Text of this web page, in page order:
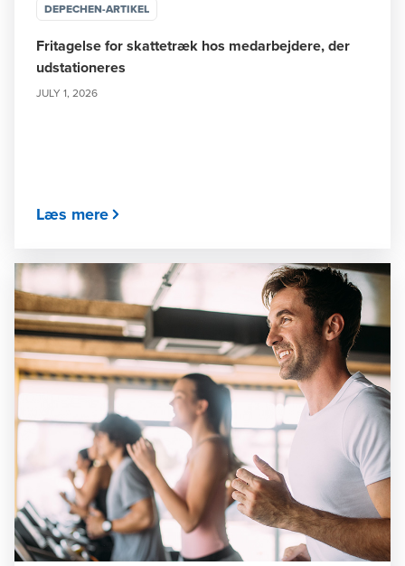
DEPECHEN-ARTIKEL
Fritagelse for skattetræk hos medarbejdere, der
udstationeres
JULY 1, 2026
Læs mere